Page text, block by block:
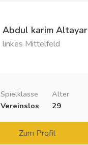
Abdul karim Altayar
linkes Mittelfeld
Spielklasse
Vereinslos
Alter
29
Zum Profil